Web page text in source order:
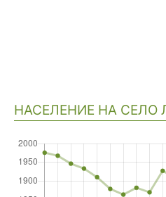
НАСЕЛЕНИЕ НА СЕЛО